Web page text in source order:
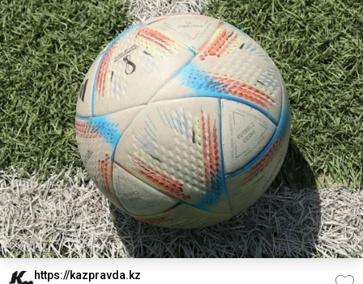
https://kazpravda.kz